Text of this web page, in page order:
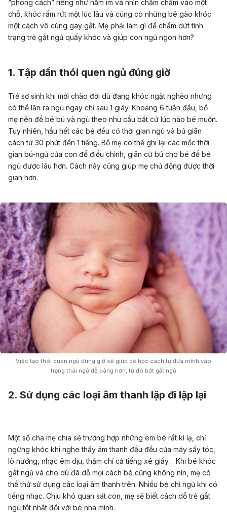
“phong cách” riêng như nằm im và nhìn chằm chằm vào một
chỗ, khóc rấm rứt một lúc lâu và cũng có những bé gào khóc
một cách vô cùng gay gắt. Mẹ phải làm gì để chấm dứt tình
trạng trẻ gắt ngủ quấy khóc và giúp con ngủ ngon hơn?
1. Tập dần thói quen ngủ đúng giờ
Trẻ sơ sinh khi mới chào đời dù đang khóc ngặt nghẽo nhưng
có thể lăn ra ngủ ngay chỉ sau 1 giây. Khoảng 6 tuần đầu, bố
mẹ nên để bé bú và ngủ theo nhu cầu bất cứ lúc nào bé muốn.
Tuy nhiên, hầu hết các bé đều có thời gian ngủ và bú giãn
cách từ 30 phút đến 1 tiếng. Bố mẹ có thể ghi lại các mốc thời
gian bú-ngủ của con để điều chỉnh, giãn cữ bú cho bé để bé
ngủ được lâu hơn. Cách này cũng giúp mẹ chủ động được thời
gian hơn.
Việc tạo thói quen ngủ đúng giờ sẽ giúp bé học cách tự đưa mình vào
trạng thái ngủ dễ dàng hơn, từ đó bớt gắt ngủ
2. Sử dụng các loại âm thanh lặp đi lặp lại
Một số cha mẹ chia sẻ trường hợp những em bé rất kì lạ, chỉ
ngừng khóc khi nghe thấy âm thanh đều đều của máy sấy tóc,
lò nướng, nhạc êm dịu, thậm chí cả tiếng xé giấy… Khi bé khóc
gắt ngủ và cho dù đã dỗ mọi cách bé cũng không nín, mẹ có
thể thử sử dụng các loại âm thanh trên. Nhiều bé chỉ ngủ khi có
tiếng nhạc. Chịu khó quan sát con, mẹ sẽ biết cách dỗ trẻ gắt
ngủ tốt nhất đối với bé nhà mình.